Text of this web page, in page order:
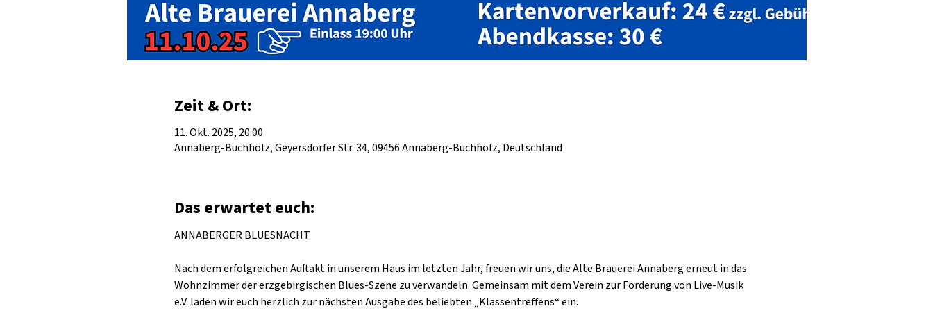
Zeit & Ort:
11. Okt. 2025, 20:00
Annaberg-Buchholz, Geyersdorfer Str. 34, 09456 Annaberg-Buchholz, Deutschland
Das erwartet euch:
ANNABERGER BLUESNACHT
Nach dem erfolgreichen Auftakt in unserem Haus im letzten Jahr, freuen wir uns, die Alte Brauerei Annaberg erneut in das
Wohnzimmer der erzgebirgischen Blues-Szene zu verwandeln. Gemeinsam mit dem Verein zur Förderung von Live-Musik
e.V. laden wir euch herzlich zur nächsten Ausgabe des beliebten „Klassentreffens“ ein.